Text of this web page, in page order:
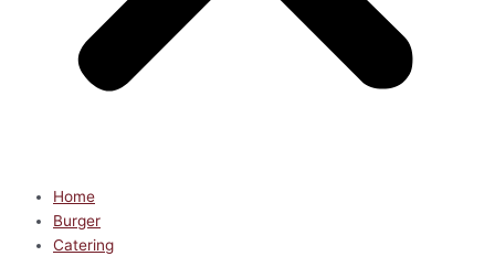
Home
Burger
Catering